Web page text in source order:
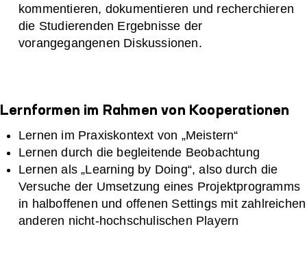
kommentieren, dokumentieren und recherchieren
die Studierenden Ergebnisse der
vorangegangenen Diskussionen.
Lernformen im Rahmen von Kooperationen
Lernen im Praxiskontext von „Meistern“
Lernen durch die begleitende Beobachtung
Lernen als „Learning by Doing“, also durch die
Versuche der Umsetzung eines Projektprogramms
in halboffenen und offenen Settings mit zahlreichen
anderen nicht-hochschulischen Playern